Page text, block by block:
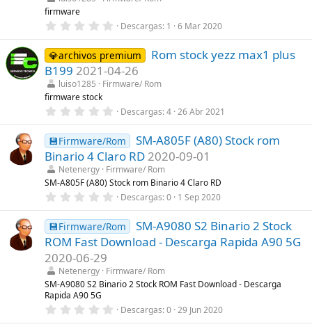
l
a
(
s
)
firmware
0
0
0
e
s
t
l
a
(
s
)
Descargas 1 6 Mar 2020
💎archivos premium
Rom stock yezz max1 plus
B199 2021-04-26
luiso1285
Firmware/ Rom
firmware stock
0
0
0
e
s
t
r
e
l
a
(
s
)
Descargas 4 26 Abr 2021
💾Firmware/Rom
SM-A805F (A80) Stock rom
Binario 4 Claro RD 2020-09-01
Netenergy Firmware/ Rom
SM-A805F (A80) Stock rom Binario 4 Claro RD
0
0
0
e
s
e
l
s
Descargas 0 1 Sep 2020
💾Firmware/Rom
SM-A9080 S2 Binario 2 Stock
ROM Fast Download - Descarga Rapida A90 5G
2020-06-29
Netenergy Firmware/ Rom
SM-A9080 S2 Binario 2 Stock ROM Fast Download - Descarga
Rapida A90 5G
0 Descargas 0 29 Jun 2020